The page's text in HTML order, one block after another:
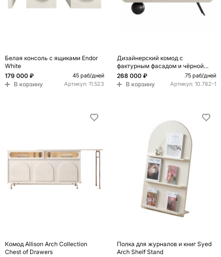
Белая консоль с ящиками Endor
White
179 000 ₽
45 раб/дней
В корзину Артикул: 11.523
Дизайнерский комод с
фактурным фасадом и чёрной
ножкой в форме шара Samanta
268 000 ₽ 75 раб/дней
В корзину Артикул: 10.782-1
Комод Allison Arch Collection
Chest of Drawers
Полка для журналов и книг Syed
Arch Shelf Stand